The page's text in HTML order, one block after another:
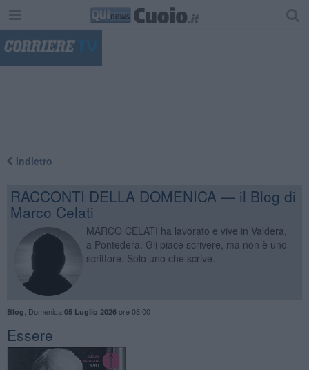
Indietro
RACCONTI DELLA DOMENICA — il Blog di
Marco Celati
MARCO CELATI ha lavorato e vive in Valdera,
a Pontedera. Gli piace scrivere, ma non è uno
scrittore. Solo uno che scrive.
Blog Domenica 05 Luglio 2026ore 08:00
Essere